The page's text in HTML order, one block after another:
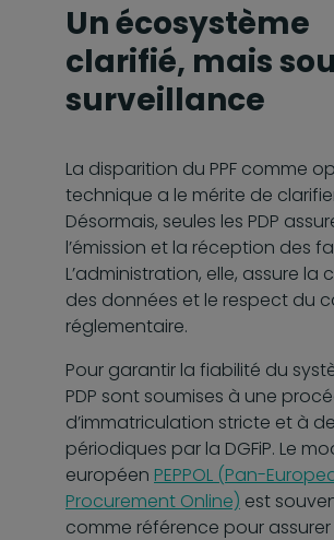
Un écosystème
clarifié, mais
surveillance
La disparition du PPF comme
technique a le mérite de
Désormais, seules les PDP
l’émission et la réception des
L’administration, elle, assure la
des données et le respect du
réglementaire.
Pour garantir la fiabilité du
PDP sont soumises à une
d’immatriculation stricte et à
périodiques par la DGFiP. Le
européen PEPPOL (Pan-
Procurement Online) est
comme référence pour assurer